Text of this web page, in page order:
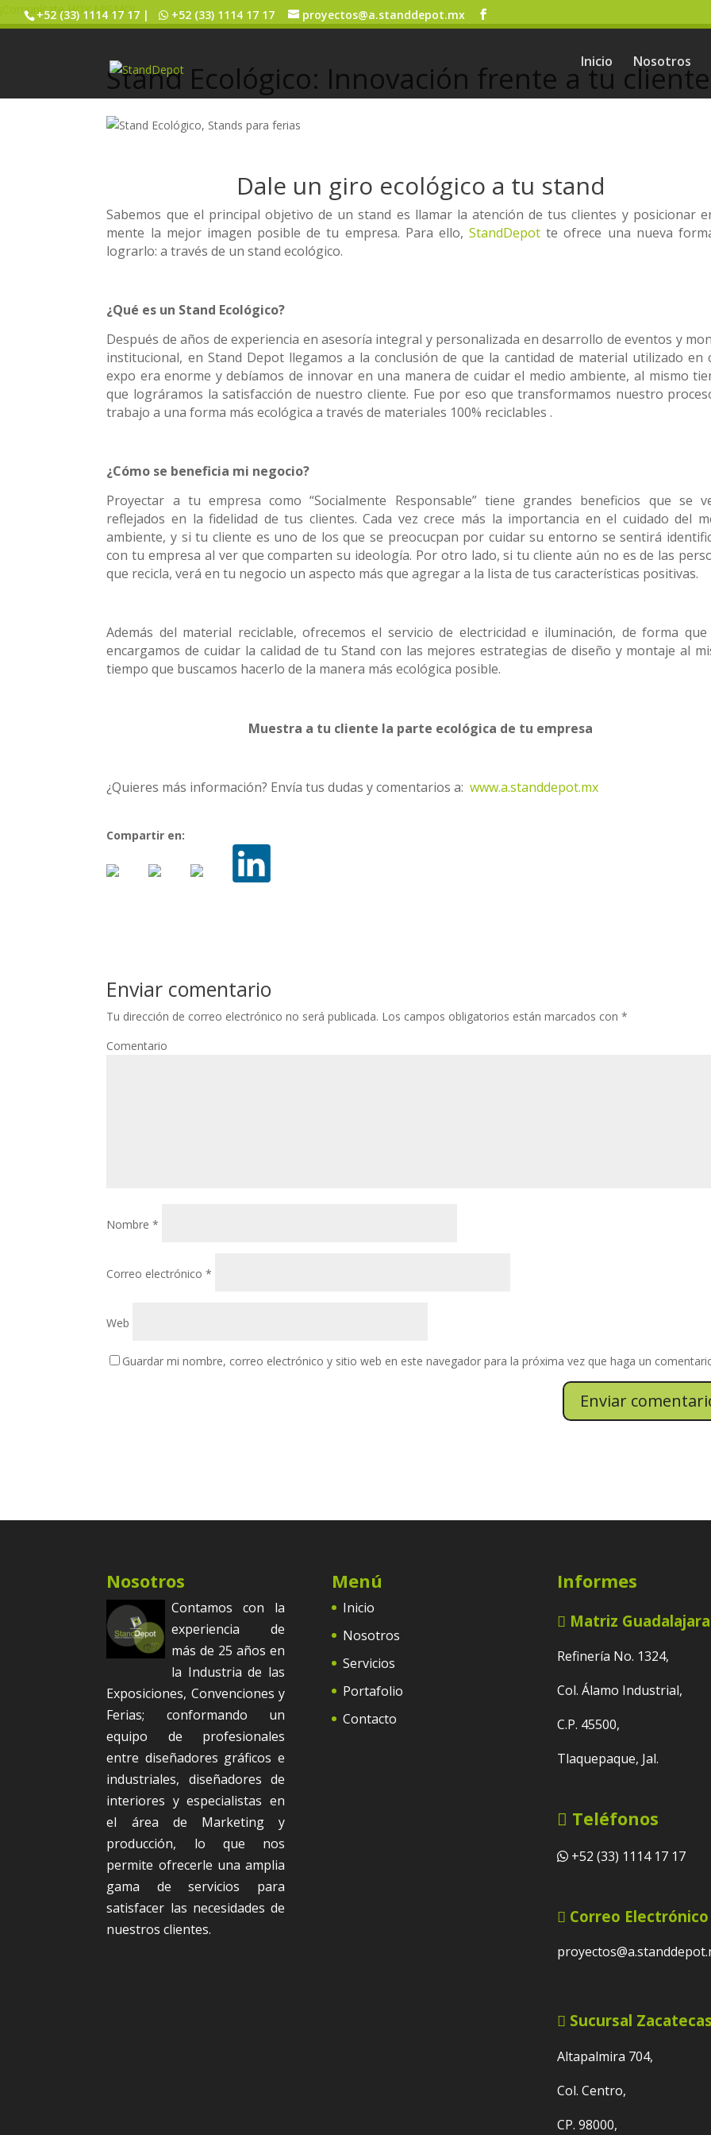
¡Comunícate HOY MISMO!
+52 (33) 1114 17 17 | +52 (33) 1114 17 17 proyectos@a.standdepot.mx
Inicio Nosotros
Stand Ecológico: Innovación frente a tu cliente
Dale un giro ecológico a tu stand
Sabemos que el principal objetivo de un stand es llamar la atención de tus clientes y posicionar
mente la mejor imagen posible de tu empresa. Para ello,StandDepot te ofrece una nueva
lograrlo: a través de un stand ecológico.
¿Qué es un Stand Ecológico?
Después de años de experiencia en asesoría integral y personalizada en desarrollo de eventos y
institucional, en Stand Depot llegamos a la conclusión de que la cantidad de material utilizado en
expo era enorme y debíamos de innovar en una manera de cuidar el medio ambiente, al mismo
que lográramos la satisfacción de nuestro cliente. Fue por eso que transformamos nuestro
trabajo a una forma más ecológica a través de materiales 100% reciclables .
¿Cómo se beneficia mi negocio?
Proyectar a tu empresa como “Socialmente Responsable” tiene grandes beneficios que se
reflejados en la fidelidad de tus clientes. Cada vez crece más la importancia en el cuidado del
ambiente, y si tu cliente es uno de los que se preocucpan por cuidar su entorno se sentirá
con tu empresa al ver que comparten su ideología. Por otro lado, si tu cliente aún no es de las
que recicla, verá en tu negocio un aspecto más que agregar a la lista de tus características positivas.
Además del material reciclable, ofrecemos el servicio de electricidad e iluminación, de forma
encargamos de cuidar la calidad de tu Stand con las mejores estrategias de diseño y montaje al
tiempo que buscamos hacerlo de la manera más ecológica posible.
Muestra a tu cliente la parte ecológica de tu empresa
¿Quieres más información? Envía tus dudas y comentarios a: www.a.standdepot.mx
Compartir en:
Enviar comentario
Tu dirección de correo electrónico no será publicada. Los campos obligatorios están marcados con*
Comentario
Nombre*
Correo electrónico*
Web
Guardar mi nombre, correo electrónico y sitio web en este navegador para la próxima vez que haga un
Nosotros
Contamos con la
experiencia de
más de 25 años en
la Industria de las
Exposiciones, Convenciones y
Ferias; conformando un
equipo de profesionales
entre diseñadores gráficos e
industriales, diseñadores de
interiores y especialistas en
el área de Marketing y
producción, lo que nos
permite ofrecerle una amplia
gama de servicios para
satisfacer las necesidades de
nuestros clientes.
Menú
Inicio
Nosotros
Servicios
Portafolio
Contacto
Informes
Matriz Guadalajara
Refinería No. 1324,
Col. Álamo Industrial,
C.P. 45500,
Tlaquepaque, Jal.
Teléfonos
+52 (33) 1114 17 17
Correo Electrónico
Sucursal
Altapalmira 704,
Col. Centro,
CP. 98000,